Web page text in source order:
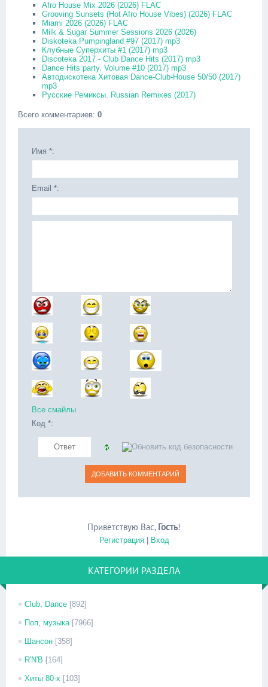
Afro House Mix 2026 (2026) FLAC
Grooving Sunsets (Hot Afro House Vibes) (2026) FLAC
Miami 2026 (2026) FLAC
Milk & Sugar Summer Sessions 2026 (2026)
Diskoteka Pumpingland #97 (2017) mp3
Клубные Суперхиты #1 (2017) mp3
Discoteka 2017 - Club Dance Hits (2017) mp3
Dance Hits party. Volume #10 (2017) mp3
Автодискотека Хитовая Dance-Club-House 50/50 (2017)
mp3
Русские Ремиксы. Russian Remixes (2017)
Всего комментариев: 0
Имя *:
Email *:
Все смайлы
Код *:
Приветствую Вас, Гость!
Регистрация| Вход
КАТЕГОРИИ РАЗДЕЛА
Club, Dance [892]
Поп, музыка [7966]
Шансон [358]
R'N'B [164]
Хиты 80-х [103]